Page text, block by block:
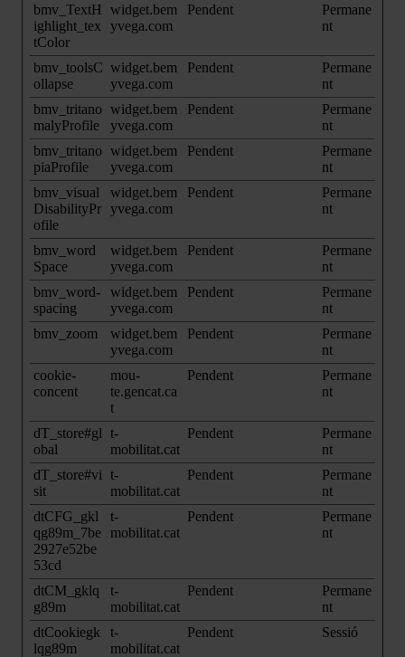
bmv_TextH
ighlight_tex
tColor
widget.bem
yvega.com
Pendent
Permane
nt
bmv_toolsC
ollapse
widget.bem
yvega.com
Pendent
Permane
nt
bmv_tritano
malyProfile
widget.bem
yvega.com
Pendent
Permane
nt
bmv_tritano
piaProfile
widget.bem
yvega.com
Pendent
Permane
nt
bmv_visual
DisabilityPr
ofile
widget.bem
yvega.com
Pendent
Permane
nt
bmv_word
Space
widget.bem
yvega.com
Pendent
Permane
nt
bmv_word-
spacing
widget.bem
yvega.com
Pendent
Permane
nt
bmv_zoom
widget.bem
yvega.com
Pendent
Permane
nt
cookie-
concent
mou-
te.gencat.ca
t
Pendent
Permane
nt
dT_store#gl
obal
t-
mobilitat.cat
Pendent
Permane
nt
dT_store#vi
sit
t-
mobilitat.cat
Pendent
Permane
nt
dtCFG_gkl
qg89m_7be
2927e52be
53cd
t-
mobilitat.cat
Pendent
Permane
nt
dtCM_gklq
g89m
t-
mobilitat.cat
Pendent
Permane
nt
dtCookiegk
lqg89m
t-
mobilitat.cat
Pendent Sessió